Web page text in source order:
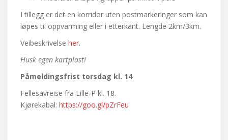
I tillegg er det en korridor uten postmarkeringer som kan
løpes til oppvarming eller i etterkant. Lengde 2km/3km.
Veibeskrivelse her.
Husk egen kartplast!
Påmeldingsfrist torsdag kl. 14
Fellesavreise fra Lille-P kl. 18.
Kjørekabal: https://goo.gl/pZrFeu